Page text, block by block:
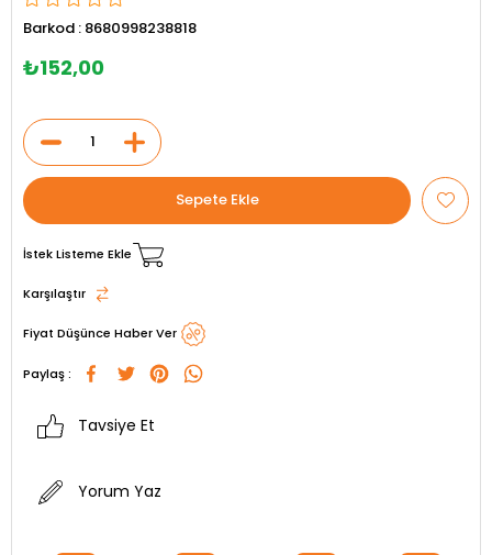
Barkod : 8680998238818
₺152,00
İstek Listeme Ekle
Karşılaştır
Fiyat Düşünce Haber Ver
Paylaş :
Tavsiye Et
Yorum Yaz